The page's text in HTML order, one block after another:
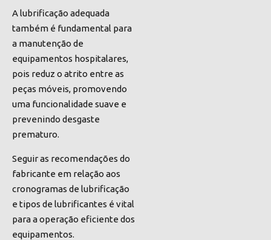
A lubrificação adequada
também é fundamental para
a manutenção de
equipamentos hospitalares,
pois reduz o atrito entre as
peças móveis, promovendo
uma funcionalidade suave e
prevenindo desgaste
prematuro.
Seguir as recomendações do
fabricante em relação aos
cronogramas de lubrificação
e tipos de lubrificantes é vital
para a operação eficiente dos
equipamentos.